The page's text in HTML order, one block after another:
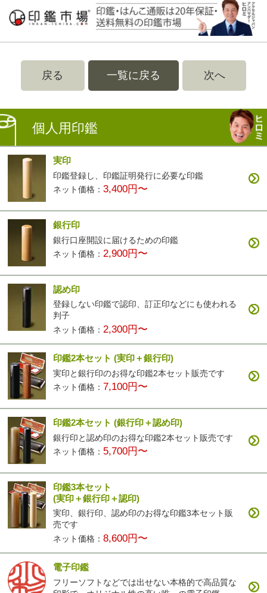
戻る 一覧に戻る 次へ
個人用印鑑
実印
印鑑登録し、印鑑証明発行に必要な印鑑
ネット価格：3,400円〜
銀行印
銀行口座開設に届けるための印鑑
ネット価格： 2,900円〜
認め印
登録しない印鑑で認印、訂正印などにも使われる
判子
ネット価格： 2,300円〜
印鑑2本セット(実印＋銀行印)
実印と銀行印のお得な印鑑2本セット販売です
ネット価格： 7,100円〜
印鑑2本セット(銀行印＋認め印)
銀行印と認め印のお得な印鑑2本セット販売です
ネット価格： 5,700円〜
印鑑3本セット
(実印＋銀行印＋認印)
実印、銀行印、認め印のお得な印鑑3本セット販
売です
ネット価格：8,600円〜
電子印鑑
フリーソフトなどでは出せない本格的で高品質な